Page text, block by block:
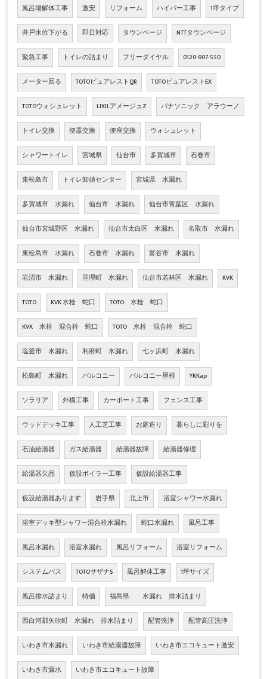
風呂場解体工事 激安 リフォーム ハイパー工事 1坪タイプ
井戸水位下がる 即日対応 タウンページ NTTタウンページ
緊急工事 トイレの詰まり フリーダイヤル 0120-907-550
メーター回る TOTOピュアレストQR TOTOピュアレストEX
TOTOウォシュレット LIXILアメージュZ パナソニック アラウーノ
トイレ交換 便器交換 便座交換 ウォシュレット
シャワートイレ 宮城県 仙台市 多賀城市 石巻市
東松島市 トイレ卸値センター 宮城県 水漏れ
多賀城市 水漏れ 仙台市 水漏れ 仙台市青葉区 水漏れ
仙台市宮城野区 水漏れ 仙台市太白区 水漏れ 名取市 水漏れ
東松島市 水漏れ 石巻市 水漏れ 富谷市 水漏れ
岩沼市 水漏れ 亘理町 水漏れ 仙台市若林区 水漏れ KVK
TOTO KVK 水栓 蛇口 TOTO 水栓 蛇口
KVK 水栓 混合栓 蛇口 TOTO 水栓 混合栓 蛇口
塩釜市 水漏れ 利府町 水漏れ 七ヶ浜町 水漏れ
松島町 水漏れ バルコニー バルコニー屋根 YKKap
ソラリア 外構工事 カーポート工事 フェンス工事
ウッドデッキ工事 人工芝工事 お庭造り 暮らしに彩りを
石油給湯器 ガス給湯器 給湯器故障 給湯器修理
給湯器欠品 仮設ボイラー工事 仮設給湯器工事
仮設給湯器あります 岩手県 北上市 浴室シャワー水漏れ
浴室デッキ型シャワー混合栓水漏れ 蛇口水漏れ 風呂工事
風呂水漏れ 浴室水漏れ 風呂リフォーム 浴室リフォーム
システムバス TOTOサザナS 風呂解体工事 1坪サイズ
風呂排水詰まり 特価 福島県 水漏れ 排水詰まり
西白河郡矢吹町 水漏れ 排水詰まり 配管洗浄 配管高圧洗浄
いわき市水漏れ いわき市給湯器故障 いわき市エコキュート激安
いわき市漏水 いわき市エコキュート故障